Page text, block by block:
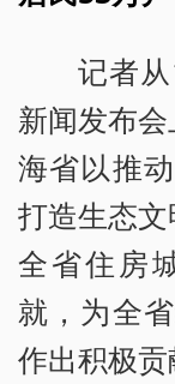
记者
新闻发布
海省以推
打造生态文
全省住房
就，为全
作出积极贡